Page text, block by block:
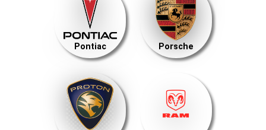
Pontiac Porsche